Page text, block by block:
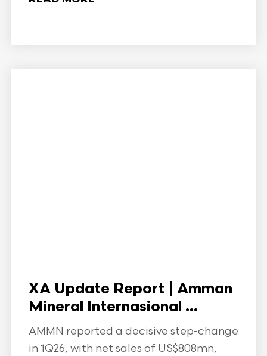
XA Update Report | Amman
Mineral Internasional ...
AMMN reported a decisive step-change
in 1Q26, with net sales of US$808mn,